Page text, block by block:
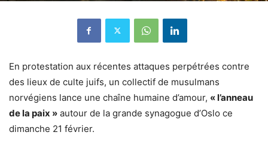
En protestation aux récentes attaques perpétrées contre
des lieux de culte juifs, un collectif de musulmans
norvégiens lance une chaîne humaine d’amour, « l’anneau
de la paix » autour de la grande synagogue d’Oslo ce
dimanche 21 février.